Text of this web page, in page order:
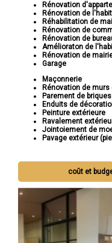
Rénovation
Rénovation de
Réhabilitation de
Rénovation de
Rénovation de
Amélioraton de
Rénovation de
Garage
Maçonnerie
Rénovation de
Parement de briques
Enduits de
Peinture extérieure
Ravalement
Jointoiement de
Pavage extérieur
coût et